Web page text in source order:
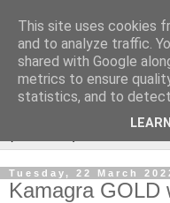
Online
körű
Tuesday, 22 March
Kamagra GOLD
This site uses cookies
and to analyze traffic.
shared with Google
metrics to ensure
statistics, and to detect